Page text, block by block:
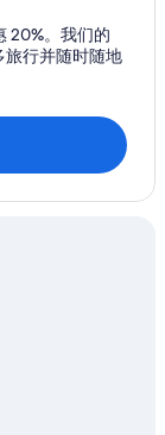
20%。我们的
行并随时随地